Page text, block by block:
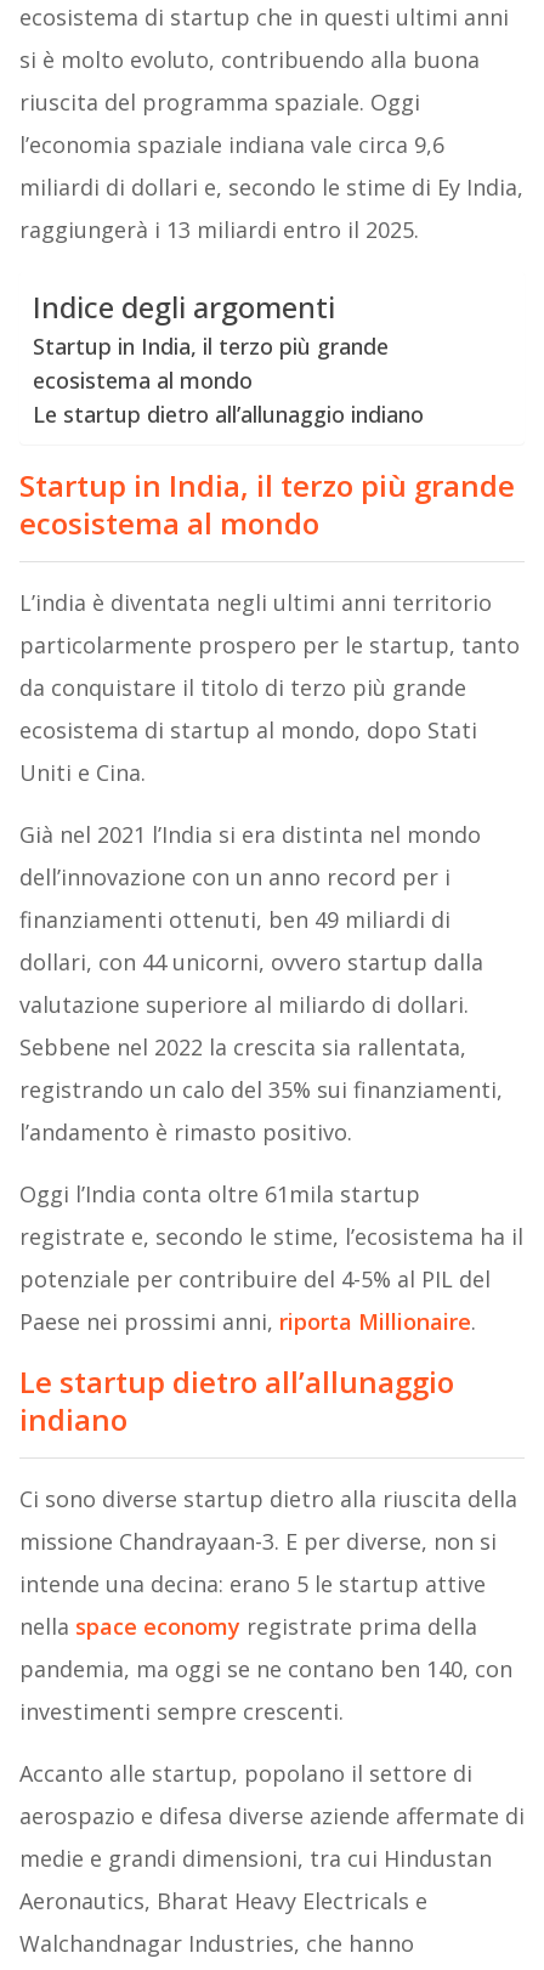
ecosistema di startup che in questi ultimi anni
si è molto evoluto, contribuendo alla buona
riuscita del programma spaziale. Oggi
l’economia spaziale indiana vale circa 9,6
miliardi di dollari e, secondo le stime di Ey India,
raggiungerà i 13 miliardi entro il 2025.
Indice degli argomenti
Startup in India, il terzo più grande
ecosistema al mondo
Le startup dietro all’allunaggio indiano
Startup in India, il terzo più grande
ecosistema al mondo
L’india è diventata negli ultimi anni territorio
particolarmente prospero per le startup, tanto
da conquistare il titolo di terzo più grande
ecosistema di startup al mondo, dopo Stati
Uniti e Cina.
Già nel 2021 l’India si era distinta nel mondo
dell’innovazione con un anno record per i
finanziamenti ottenuti, ben 49 miliardi di
dollari, con 44 unicorni, ovvero startup dalla
valutazione superiore al miliardo di dollari.
Sebbene nel 2022 la crescita sia rallentata,
registrando un calo del 35% sui finanziamenti,
l’andamento è rimasto positivo.
Oggi l’India conta oltre 61mila startup
registrate e, secondo le stime, l’ecosistema ha il
potenziale per contribuire del 4-5% al PIL del
Paese nei prossimi anni, riporta Millionaire.
Le startup dietro all’allunaggio
indiano
Ci sono diverse startup dietro alla riuscita della
missione Chandrayaan-3. E per diverse, non si
intende una decina: erano 5 le startup attive
nella space economy registrate prima della
pandemia, ma oggi se ne contano ben 140, con
investimenti sempre crescenti.
Accanto alle startup, popolano il settore di
aerospazio e difesa diverse aziende affermate di
medie e grandi dimensioni, tra cui Hindustan
Aeronautics, Bharat Heavy Electricals e
Walchandnagar Industries, che hanno